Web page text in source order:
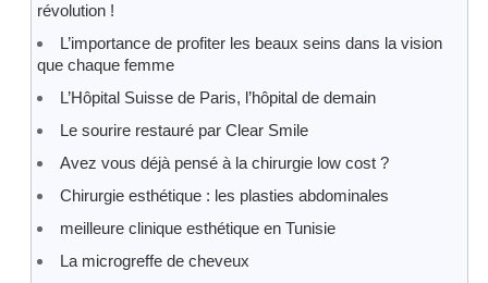
révolution !
L’importance de profiter les beaux seins dans la vision
que chaque femme
L’Hôpital Suisse de Paris, l’hôpital de demain
Le sourire restauré par Clear Smile
Avez vous déjà pensé à la chirurgie low cost ?
Chirurgie esthétique : les plasties abdominales
meilleure clinique esthétique en Tunisie
La microgreffe de cheveux